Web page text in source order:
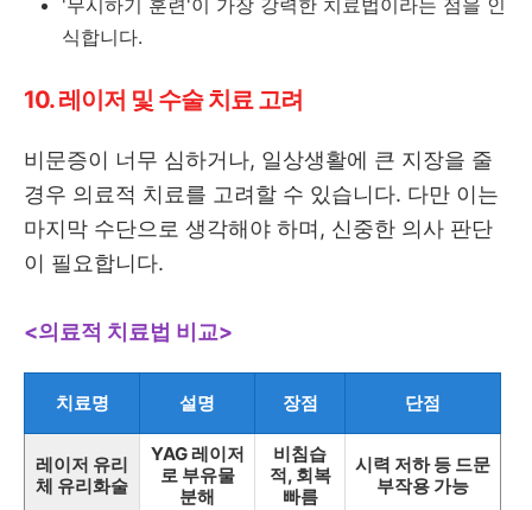
'무시하기 훈련'이 가장 강력한 치료법이라는 점을 인
식합니다.
10. 레이저 및 수술 치료 고려
비문증이 너무 심하거나, 일상생활에 큰 지장을 줄
경우 의료적 치료를 고려할 수 있습니다. 다만 이는
마지막 수단으로 생각해야 하며, 신중한 의사 판단
이 필요합니다.
<의료적 치료법 비교>
치료명 설명 장점 단점
레이저 유리
체 유리화술
YAG 레이저
로 부유물
분해
비침습
적, 회복
빠름
시력 저하 등 드문
부작용 가능